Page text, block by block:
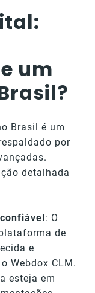
um
Brasil é um
por
detalhada
: O
de
e
Webdox CLM.
esteja em